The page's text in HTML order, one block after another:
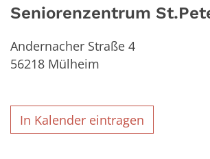
Seniorenzentrum
Andernacher Straße 4
56218 Mülheim
In Kalender eintragen